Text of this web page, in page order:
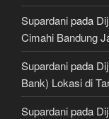
Supardanipada
Cimahi Bandung
Supardanipada
Bank) Lokasi di
Supardanipada